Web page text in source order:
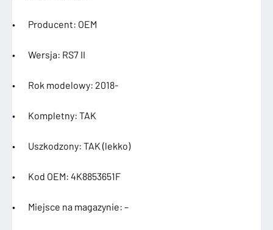
• Producent: OEM
• Wersja: RS7 II
• Rok modelowy: 2018-
• Kompletny: TAK
• Uszkodzony: TAK (lekko)
• Kod OEM: 4K8853651F
• Miejsce na magazynie: –